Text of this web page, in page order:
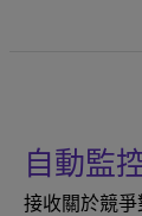
自動監
接收關於競